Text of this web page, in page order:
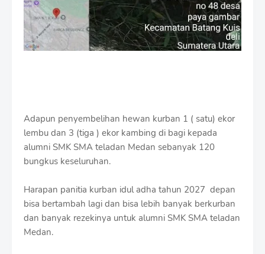
Adapun penyembelihan hewan kurban 1 ( satu) ekor
lembu dan 3 (tiga ) ekor kambing di bagi kepada
alumni SMK SMA teladan Medan sebanyak 120
bungkus keseluruhan.
Harapan panitia kurban idul adha tahun 2027 depan
bisa bertambah lagi dan bisa lebih banyak berkurban
dan banyak rezekinya untuk alumni SMK SMA teladan
Medan.